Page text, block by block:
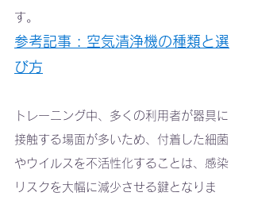
す。
参考記事 : 空気清浄機の種類と選
び方
トレーニング中、多くの利用者が器具に
接触する場面が多いため、付着した細菌
やウイルスを不活性化することは、感染
リスクを大幅に減少させる鍵となりま